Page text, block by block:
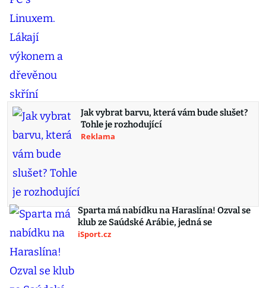
Jak vybrat barvu, která vám bude slušet?
Tohle je rozhodující
Reklama
Sparta má nabídku na Haraslína! Ozval se
klub ze Saúdské Arábie, jedná se
iSport.cz